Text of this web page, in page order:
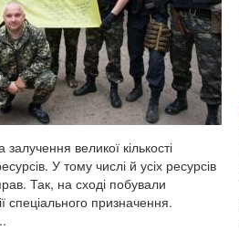
великої кількості
У тому числі й усіх ресурсів
Так, на сході побували
спеціального призначення.